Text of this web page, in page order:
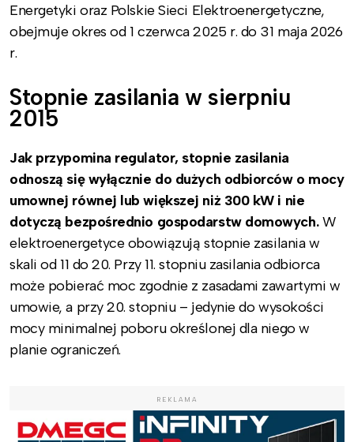
Energetyki oraz Polskie Sieci Elektroenergetyczne,
obejmuje okres od 1 czerwca 2025 r. do 31 maja 2026
r.
Stopnie zasilania w sierpniu
2015
Jak przypomina regulator, stopnie zasilania
odnoszą się wyłącznie do dużych odbiorców o mocy
umownej równej lub większej niż 300 kW i nie
dotyczą bezpośrednio gospodarstw domowych.W
elektroenergetyce obowiązują stopnie zasilania w
skali od 11 do 20. Przy 11. stopniu zasilania odbiorca
może pobierać moc zgodnie z zasadami zawartymi w
umowie, a przy 20. stopniu – jedynie do wysokości
mocy minimalnej poboru określonej dla niego w
planie ograniczeń.
REKLAMA